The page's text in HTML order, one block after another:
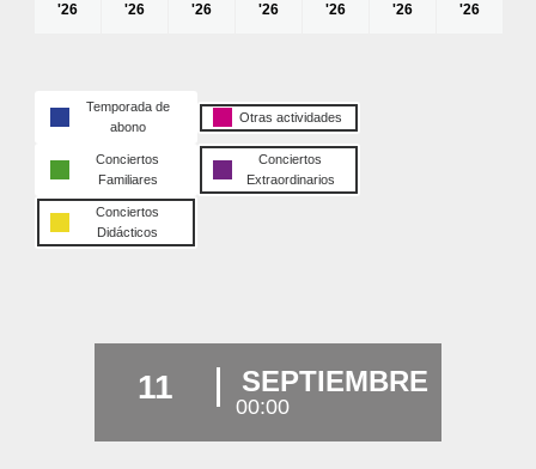
'26
'26
'26
'26
'26
'26
'26
Temporada de
abono
Otras actividades
Conciertos
Familiares
Conciertos
Extraordinarios
Conciertos
Didácticos
11 SEPTIEMBRE
00:00